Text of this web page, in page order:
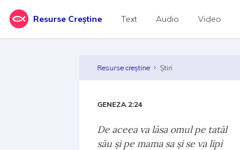
Resurse Creștine Text Audio Video
Resurse creștine Știri
GENEZA 2:24
De aceea va lăsa omul pe tatăl
său şi pe mama sa şi se va lipi